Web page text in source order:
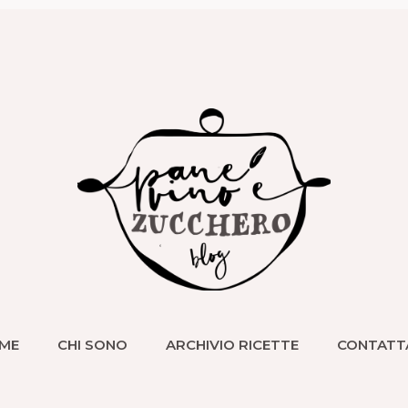
CHI SONO ARCHIVIO RICETTE